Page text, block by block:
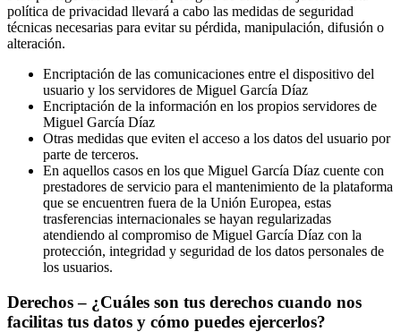
política de privacidad llevará a cabo las medidas de seguridad
técnicas necesarias para evitar su pérdida, manipulación, difusión o
alteración.
Encriptación de las comunicaciones entre el dispositivo del
usuario y los servidores de Miguel García Díaz
Encriptación de la información en los propios servidores de
Miguel García Díaz
Otras medidas que eviten el acceso a los datos del usuario por
parte de terceros.
En aquellos casos en los que Miguel García Díaz cuente con
prestadores de servicio para el mantenimiento de la plataforma
que se encuentren fuera de la Unión Europea, estas
trasferencias internacionales se hayan regularizadas
atendiendo al compromiso de Miguel García Díaz con la
protección, integridad y seguridad de los datos personales de
los usuarios.
Derechos – ¿Cuáles son tus derechos cuando nos
facilitas tus datos y cómo puedes ejercerlos?